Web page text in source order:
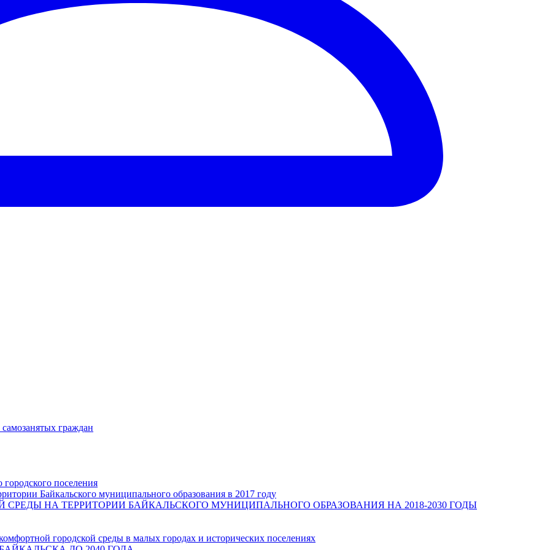
граждан
поселения
Байкальского муниципального образования в 2017 году
НА ТЕРРИТОРИИ БАЙКАЛЬСКОГО МУНИЦИПАЛЬНОГО ОБРАЗОВАНИЯ НА 2018-2030 ГОДЫ
городской среды в малых городах и исторических поселениях